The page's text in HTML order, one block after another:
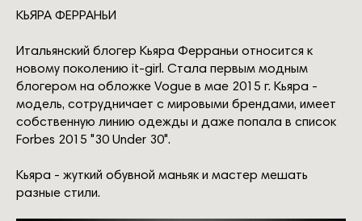
КЬЯРА ФЕРРАНЬИ
Итальянский блогер Кьяра Ферраньи относится к
новому поколению it-girl. Стала первым модным
блогером на обложке Vogue в мае 2015 г. Кьяра -
модель, сотрудничает с мировыми брендами, имеет
собственную линию одежды и даже попала в список
Forbes 2015 "30 Under 30".
Кьяра - жуткий обувной маньяк и мастер мешать
разные стили.